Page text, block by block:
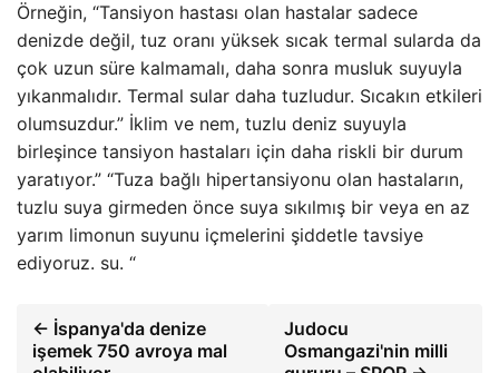
Örneğin, “Tansiyon hastası olan hastalar sadece
denizde değil, tuz oranı yüksek sıcak termal sularda da
çok uzun süre kalmamalı, daha sonra musluk suyuyla
yıkanmalıdır. Termal sular daha tuzludur. Sıcakın etkileri
olumsuzdur.” İklim ve nem, tuzlu deniz suyuyla
birleşince tansiyon hastaları için daha riskli bir durum
yaratıyor.” “Tuza bağlı hipertansiyonu olan hastaların,
tuzlu suya girmeden önce suya sıkılmış bir veya en az
yarım limonun suyunu içmelerini şiddetle tavsiye
ediyoruz. su. “
← İspanya'da denize
işemek 750 avroya mal
Judocu
Osmangazi'nin milli